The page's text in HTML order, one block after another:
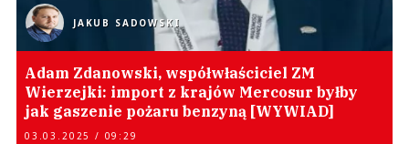
JAKUB SADOWSKI
Adam Zdanowski, współwłaściciel ZM
Wierzejki: import z krajów Mercosur byłby
jak gaszenie pożaru benzyną [WYWIAD]
03.03.2025 / 09:29